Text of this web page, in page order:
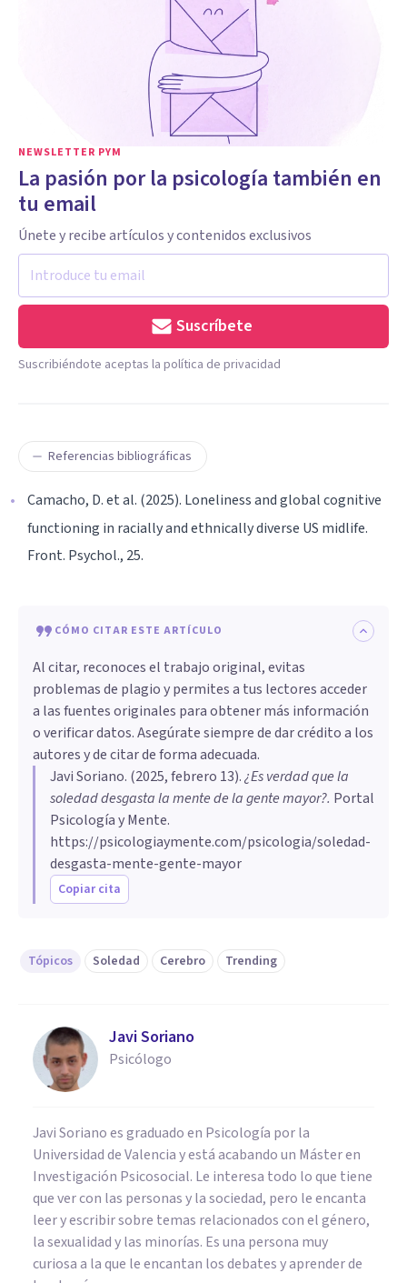
NEWSLETTER PYM
La pasión por la psicología también en
tu email
Únete y recibe artículos y contenidos exclusivos
Suscríbete
Suscribiéndote aceptas la política de privacidad
Referencias bibliográficas
Camacho, D. et al. (2025). Loneliness and global cognitive
functioning in racially and ethnically diverse US midlife.
Front. Psychol., 25.
CÓMO CITAR ESTE ARTÍCULO
Al citar, reconoces el trabajo original, evitas
problemas de plagio y permites a tus lectores acceder
a las fuentes originales para obtener más información
o verificar datos. Asegúrate siempre de dar crédito a los
autores y de citar de forma adecuada.
Javi Soriano. (2025, febrero 13).¿Es verdad que la
soledad desgasta la mente de la gente mayor?. Portal
Psicología y Mente.
https://psicologiaymente.com/psicologia/soledad-
desgasta-mente-gente-mayor
Copiar cita
Tópicos Soledad Cerebro Trending
Javi Soriano
Psicólogo
Javi Soriano es graduado en Psicología por la
Universidad de Valencia y está acabando un Máster en
Investigación Psicosocial. Le interesa todo lo que tiene
que ver con las personas y la sociedad, pero le encanta
leer y escribir sobre temas relacionados con el género,
la sexualidad y las minorías. Es una persona muy
curiosa a la que le encantan los debates y aprender de